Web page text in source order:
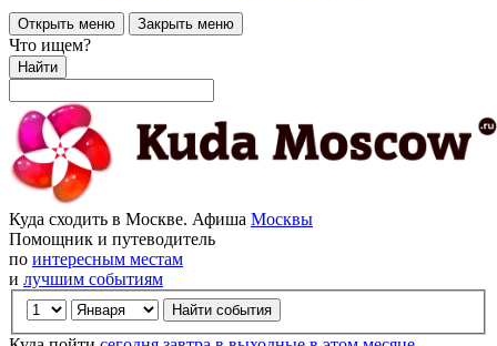
Открыть меню Закрыть меню
Что ищем?
Найти
Куда сходить в Москве. Афиша Москвы
Помощник и путеводитель
по интересным местам
и лучшим событиям